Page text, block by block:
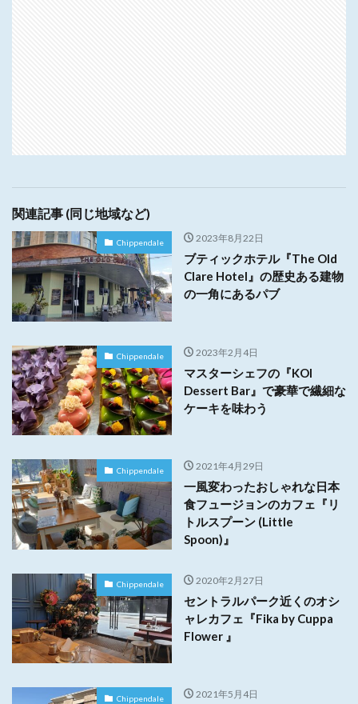
関連記事 (同じ地域など)
Chippendale 2023年8月22日
ブティックホテル『The Old
Clare Hotel』の歴史ある建物
の一角にあるパブ
Chippendale 2023年2月4日
マスターシェフの『KOI
Dessert Bar』で豪華で繊細な
ケーキを味わう
Chippendale 2021年4月29日
一風変わったおしゃれな日本
食フュージョンのカフェ『リ
トルスプーン (Little
Spoon)』
Chippendale 2020年2月27日
セントラルパーク近くのオシ
ャレカフェ『Fika by Cuppa
Flower 』
Chippendale 2021年5月4日